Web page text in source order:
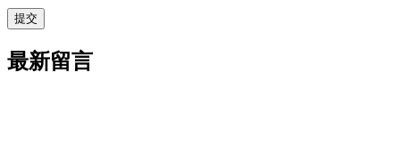
最新留言